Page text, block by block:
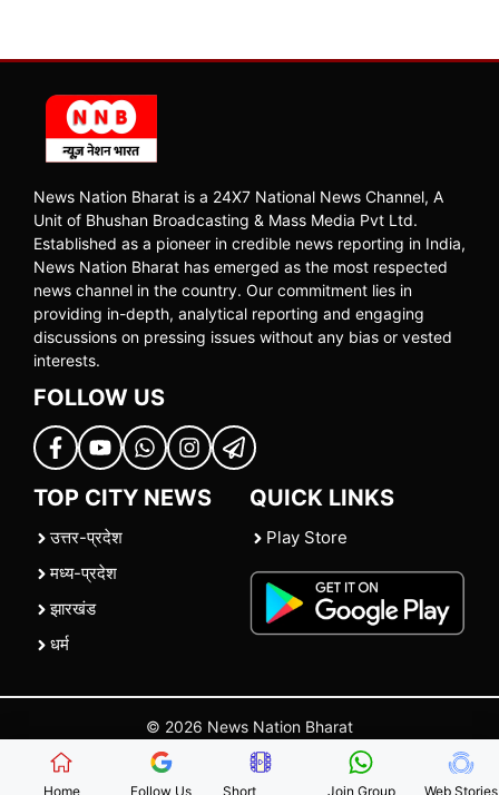
News Nation Bharat is a 24X7 National News Channel, A
Unit of Bhushan Broadcasting & Mass Media Pvt Ltd.
Established as a pioneer in credible news reporting in India,
News Nation Bharat has emerged as the most respected
news channel in the country. Our commitment lies in
providing in-depth, analytical reporting and engaging
discussions on pressing issues without any bias or vested
interests.
FOLLOW US
TOP CITY NEWS
उत्तर-प्रदेश
मध्य-प्रदेश
झारखंड
धर्म
QUICK LINKS
Play Store
© 2026 News Nation Bharat
| |Contact Us |Policies Terms and Conditions
Home Follow Us Short Join Group Web Stories